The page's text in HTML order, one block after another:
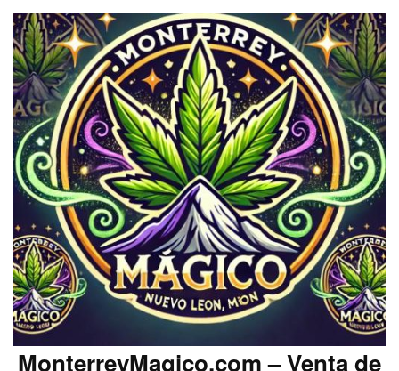
MonterreyMagico.com – Venta de